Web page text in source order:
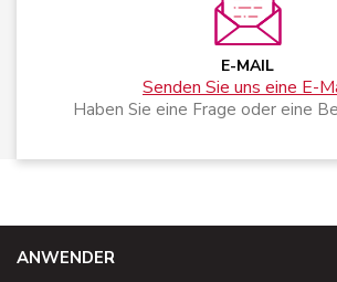
E-MAIL
Senden Sie uns eine E-
Haben Sie eine Frage oder eine
ANWENDER